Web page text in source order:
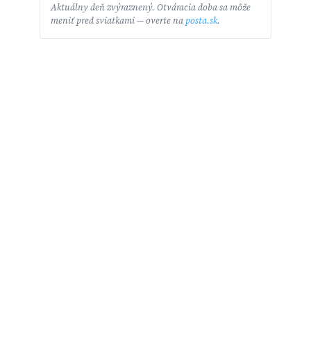
Aktuálny deň zvýraznený. Otváracia doba sa môže
meniť pred sviatkami — overte naposta.sk.